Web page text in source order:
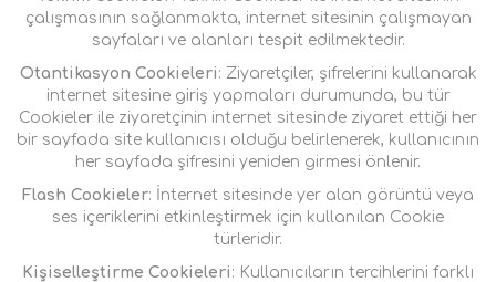
çalışmasının sağlanmakta, internet sitesinin çalışmayan
sayfaları ve alanları tespit edilmektedir.
Otantikasyon Cookieleri : Ziyaretçiler, şifrelerini kullanarak
internet sitesine giriş yapmaları durumunda, bu tür
Cookieler ile ziyaretçinin internet sitesinde ziyaret ettiği her
bir sayfada site kullanıcısı olduğu belirlenerek, kullanıcının
her sayfada şifresini yeniden girmesi önlenir.
Flash Cookieler: İnternet sitesinde yer alan görüntü veya
ses içeriklerini etkinleştirmek için kullanılan Cookie
türleridir.
Kişiselleştirme Cookieleri : Kullanıcıların tercihlerini farklı